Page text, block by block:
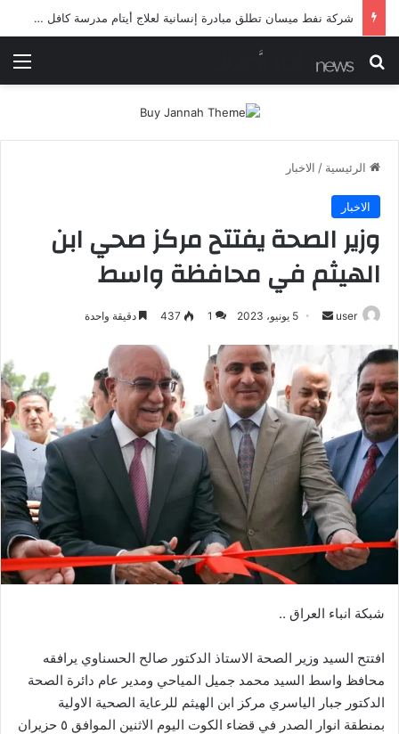
شرطة ميسان تلقي القبض على مطلقي العيارات النارية أثناء تشييع جنائزي في العمارة
بحث عن
الرئيسية / الاخبار
الاخبار
وزير الصحة يفتتح مركز صحي ابن
الهيثم في محافظة واسط
user
أرسل 5 يونيو، 2023 1
437 دقيقة واحدة
شبكة انباء العراق ..
افتتح السيد وزير الصحة الاستاذ الدكتور صالح الحسناوي يرافقه
محافظ واسط السيد محمد جميل المياحي ومدير عام دائرة الصحة
الدكتور جبار الياسري مركز ابن الهيثم للرعاية الصحية الاولية
بمنطقة انوار الصدر في قضاء الكوت اليوم الاثنين الموافق ٥ حزيران